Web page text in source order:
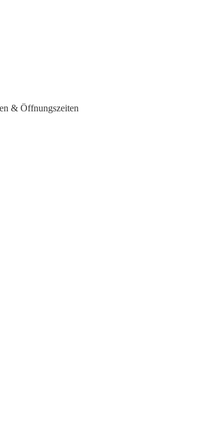
& Öffnungszeiten